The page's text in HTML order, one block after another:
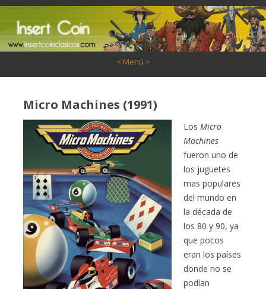
< Menú >
Micro Machines (1991)
Los Micro
Machines
fueron uno de
los juguetes
mas populares
del mundo en
la década de
los 80 y 90, ya
que pocos
eran los países
donde no se
podían